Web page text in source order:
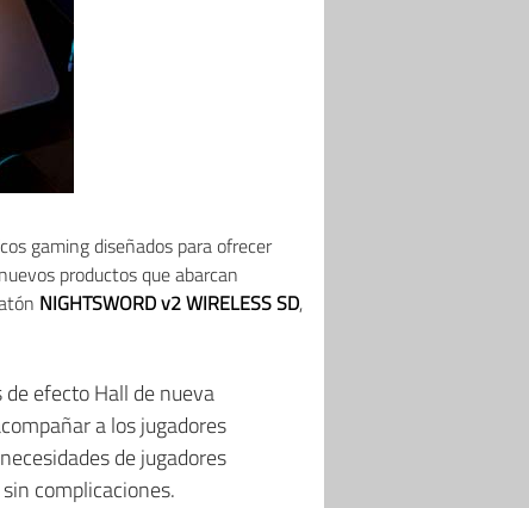
gaming diseñados para ofrecer
productos que abarcan
NIGHTSWORD v2 WIRELESS SD,
efecto Hall de nueva
a los jugadores
de jugadores
complicaciones.